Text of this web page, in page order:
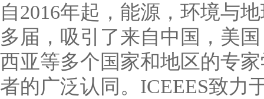
自2016年起，能源，环境与
多届，吸引了来自中国，美
西亚等多个国家和地区的专
者的广泛认同。ICEEES致力